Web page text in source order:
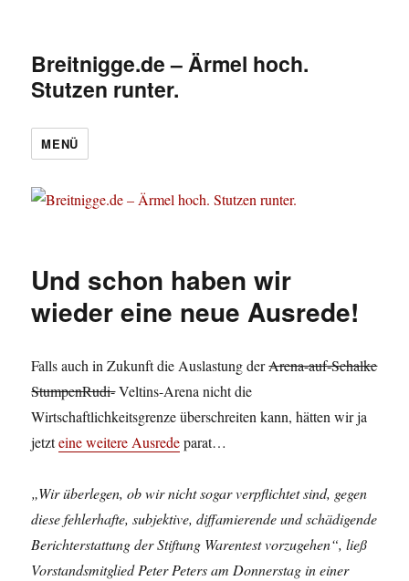
Breitnigge.de – Ärmel hoch.
Stutzen runter.
MENÜ
Und schon haben wir
wieder eine neue Ausrede!
Falls auch in Zukunft die Auslastung derArena-auf-Schalke
StumpenRudi-Veltins-Arena nicht die
Wirtschaftlichkeitsgrenze überschreiten kann, hätten wir ja
jetzteine weitere Ausredeparat…
„Wir überlegen, ob wir nicht sogar verpflichtet sind, gegen
diese fehlerhafte, subjektive, diffamierende und schädigende
Berichterstattung der Stiftung Warentest vorzugehen“, ließ
Vorstandsmitglied Peter Peters am Donnerstag in einer